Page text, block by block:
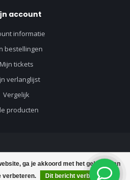
ga je akkoord met het gebruik van
verbeteren.
Dit bericht verbergen
account
informatie
bestellingen
Mijn tickets
verlanglijst
Vergelijk
producten
vloeren en toebehoren - Powered by
design byDyvelopment